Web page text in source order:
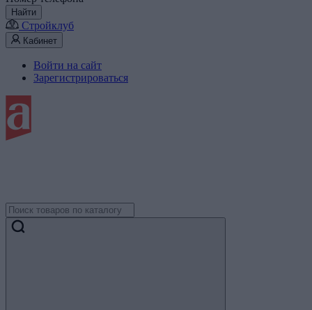
Найти
Стройклуб
Кабинет
Войти на сайт
Зарегистрироваться